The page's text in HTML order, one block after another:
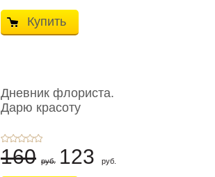
Купить
Дневник флориста.
Дарю красоту
160 руб. 123 руб.